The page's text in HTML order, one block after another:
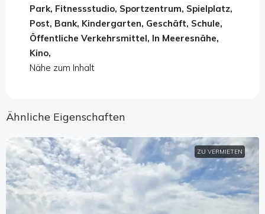
Park, Fitnessstudio, Sportzentrum, Spielplatz,
Post, Bank, Kindergarten, Geschäft, Schule,
Öffentliche Verkehrsmittel, In Meeresnähe,
Kino,
Nähe zum Inhalt
Ähnliche Eigenschaften
ZU VERMIETEN